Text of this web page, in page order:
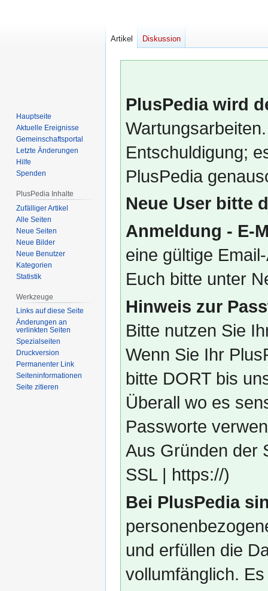
PlusPedia wird
Entschuldigung;
PlusPedia
Neue User bitte
Anmeldung - E-
eine gültige
Euch bitte unter
Hinweis zur
Bitte nutzen Sie
Wenn Sie Ihr
bitte DORT bis
Überall wo es
Passworte
Aus Gründen der
SSL | https://)
Bei PlusPedia
und erfüllen die
vollumfänglich.
Artikel Diskussion
Hauptseite
Aktuelle Ereignisse
Gemeinschafts­portal
Letzte Änderungen
Hilfe
Spenden
PlusPedia Inhalte
Zufälliger Artikel
Alle Seiten
Neue Seiten
Neue Bilder
Neue Benutzer
Kategorien
Statistik
Werkzeuge
Links auf diese Seite
Änderungen an
verlinkten Seiten
Spezialseiten
Druckversion
Permanenter Link
Seiten­­informationen
Seite zitieren